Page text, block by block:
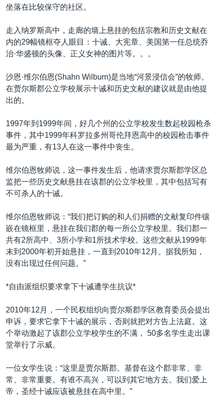
坐落在比较保守的社区。
走入纳罗斯高中，走廊的墙上悬挂的包括宗教和历史文献在
内的29幅镜框夺人眼目：十诫、大宪章、美国第一任总统乔
治·华盛顿的头像、正义女神的图片等。。。
沙恩·维尔伯恩(Shahn Wilburn)是当地“河景浸信会”的牧师。
在贾尔斯郡公立学校展示十诫和历史文献的建议就是由他提
出的。
1997年到1999年间，好几个州的公立学校发生数起校园枪杀
事件，其中1999年科罗拉多州哥伦拜恩高中的校园枪击事件
最为严重，有13人在这一事件中丧生。
维尔伯恩牧师说，这一事件发生后，他请求贾尔斯郡学区总
监把一些历史文献悬挂在该郡的公立学校里，其中包括写有
不可杀人的十诫。
维尔伯恩牧师说：“我们把订购的和人们捐赠的文献复印件镶
嵌在镜框里，悬挂在我们郡的每一所公立学校里。我们郡一
共有2所高中、3所小学和1所技术学校。这些文献从1999年
末到2000年初开始悬挂，一直到2010年12月。据我所知，
没有出现过任何问题。”
*自由派组织要求拿下十诫遭学生抗议*
2010年12月，一个民权组织向贾尔斯郡学区教育委员会提出
申诉，要求它拿下十诫的展示，否则就把对方告上法庭。这
个举动激起了该郡公立学校学生的不满， 50多名学生走出课
堂举行了示威。
一位女学生说：“这里是贾尔斯郡。基督在这个郡非常、非
常、非常重要。有谁不高兴，可以到其它地方去。我们爱上
帝，圣经十诫应该被悬挂在高中里。”